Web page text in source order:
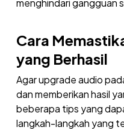
menghindari gangguan
Cara
yang Berhasil
Agar upgrade audio
dan memberikan hasil
beberapa tips yang
langkah-langkah yang